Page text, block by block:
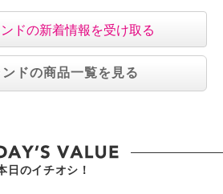
４面
ドの新着情報を受け取る
ドの商品一覧を見る
日のイチオシ！